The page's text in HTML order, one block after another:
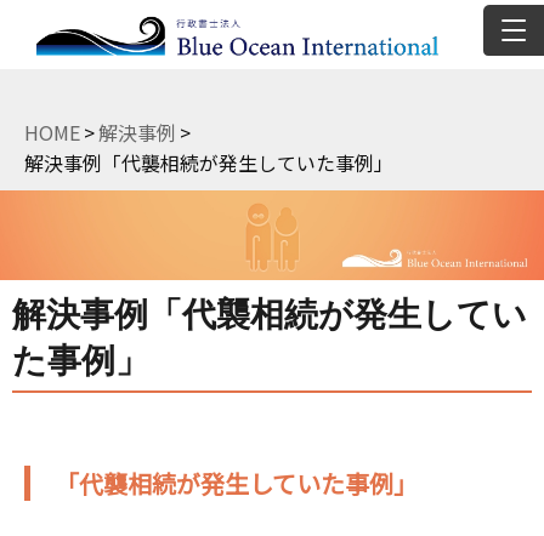
HOME>解決事例 >
解決事例「代襲相続が発生していた事例」
解決事例「代襲相続が発生してい
た事例」
「代襲相続が発生していた事例」